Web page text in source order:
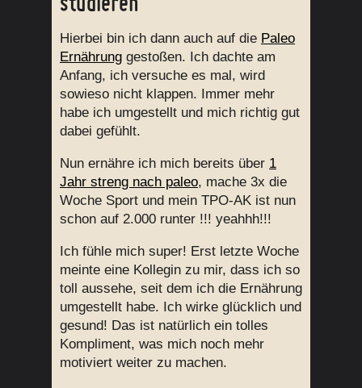
Hierbei bin ich dann auch auf die Paleo
Ernährung gestoßen. Ich dachte am
Anfang, ich versuche es mal, wird
sowieso nicht klappen. Immer mehr
habe ich umgestellt und mich richtig gut
dabei gefühlt.
Nun ernähre ich mich bereits über 1
Jahr streng nach paleo, mache 3x die
Woche Sport und mein TPO-AK ist nun
schon auf 2.000 runter !!! yeahhh!!!
Ich fühle mich super! Erst letzte Woche
meinte eine Kollegin zu mir, dass ich so
toll aussehe, seit dem ich die Ernährung
umgestellt habe. Ich wirke glücklich und
gesund! Das ist natürlich ein tolles
Kompliment, was mich noch mehr
motiviert weiter zu machen.